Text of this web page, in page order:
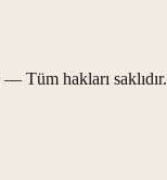
— Tüm hakları saklıdır.